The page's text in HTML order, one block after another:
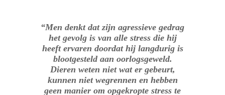
“Men denkt dat zijn agressieve gedrag
het gevolg is van alle stress die hij
heeft ervaren doordat hij langdurig is
blootgesteld aan oorlogsgeweld.
Dieren weten niet wat er gebeurt,
kunnen niet wegrennen en hebben
geen manier om opgekropte stress te